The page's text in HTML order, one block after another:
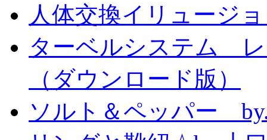
人体交換イリュージ
ターベルシステム
（ダウンロード版）
ソルト＆ペッパー